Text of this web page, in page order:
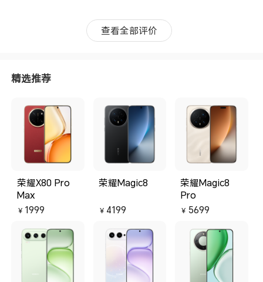
查看全部评价
精选推荐
荣耀X80 Pro
Max
￥ 1999
荣耀Magic8
￥ 4199
荣耀Magic8
Pro
￥ 5699